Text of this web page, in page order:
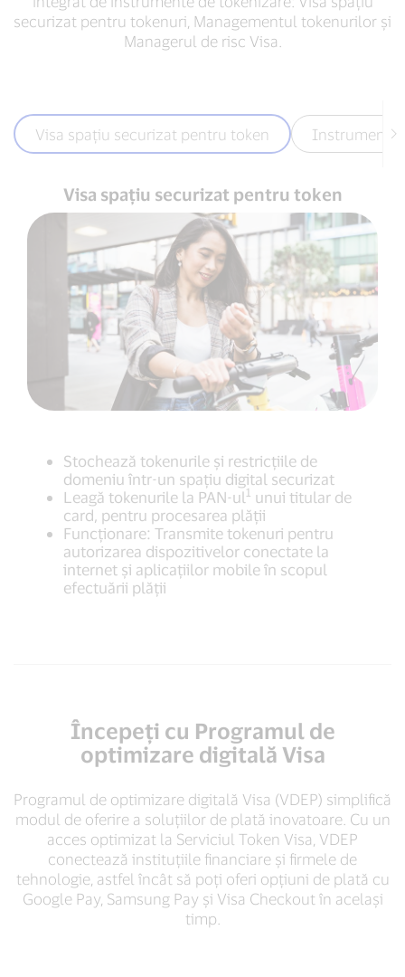
securizat pentru tokenuri, Managementul tokenurilor și
Managerul de risc Visa.
Visa spațiu securizat pentru token Instrumente
Visa spațiu securizat pentru token
Stochează tokenurile și restricțiile de
domeniu într-un spațiu digital securizat
Leagă tokenurile la PAN-ul 1 unui titular de
card, pentru procesarea plății
Funcționare: Transmite tokenuri pentru
autorizarea dispozitivelor conectate la
internet și aplicațiilor mobile în scopul
efectuării plății
Începeţi cu Programul de
optimizare digitală Visa
Programul de optimizare digitală Visa (VDEP) simplifică
modul de oferire a soluțiilor de plată inovatoare. Cu un
acces optimizat la Serviciul Token Visa, VDEP
conectează instituțiile financiare și firmele de
tehnologie, astfel încât să poți oferi opțiuni de plată cu
Google Pay, Samsung Pay și Visa Checkout în același
timp.